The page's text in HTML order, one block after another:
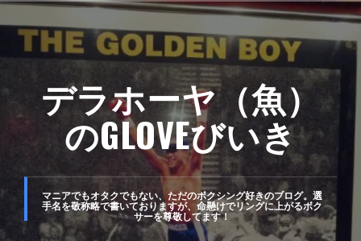
ン
キ
デラホーヤ（魚）
のGLOVEびいき
マニアでもオタクでもない、ただのボクシング好きのブログ。選
手名を敬称略で書いておりますが、命懸けでリングに上がるボク
サーを尊敬してます！